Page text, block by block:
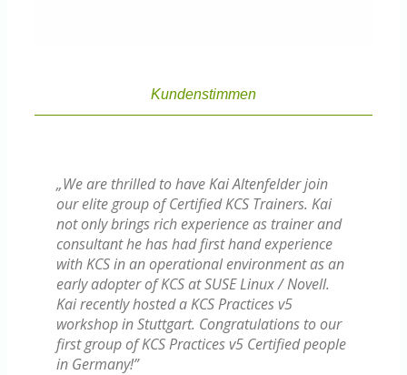
Kundenstimmen
„We are thrilled to have Kai Altenfelder join
our elite group of Certified KCS Trainers. Kai
not only brings rich experience as trainer and
consultant he has had first hand experience
with KCS in an operational environment as an
early adopter of KCS at SUSE Linux / Novell.
Kai recently hosted a KCS Practices v5
workshop in Stuttgart. Congratulations to our
first group of KCS Practices v5 Certified people
in Germany!”